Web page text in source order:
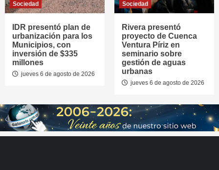
Sociedad
IDR presentó plan de
urbanización para los
Municipios, con
inversión de $335
millones
jueves 6 de agosto de 2026
Sociedad
Rivera presentó
proyecto de Cuenca
Ventura Píriz en
seminario sobre
gestión de aguas
urbanas
jueves 6 de agosto de 2026